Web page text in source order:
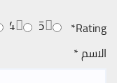
Rating
*
5
4
الاسم*